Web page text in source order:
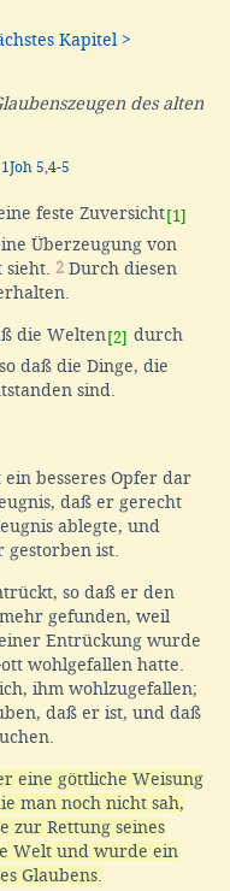
Kapitel >
des alten
1Joh 5,4-5
feste Zuversicht [1]
Überzeugung von
2 Durch diesen
die Welten [2] durch
daß die Dinge, die
sind.
besseres Opfer dar
daß er gerecht
ablegte, und
ist.
so daß er den
gefunden, weil
Entrückung wurde
wohlgefallen hatte.
ihm wohlzugefallen;
daß er ist, und daß
eine göttliche Weisung
man noch nicht sah,
zur Rettung seines
Welt und wurde ein
Glaubens.